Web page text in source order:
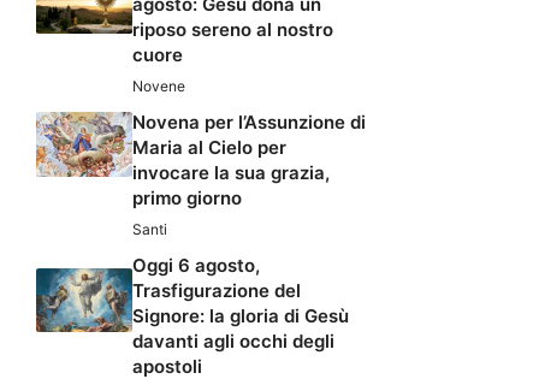
riposo sereno al nostro
cuore
Novene
Novena per l’Assunzione di
Maria al Cielo per
invocare la sua grazia,
primo giorno
Santi
Oggi 6 agosto,
Trasfigurazione del
Signore: la gloria di Gesù
davanti agli occhi degli
apostoli